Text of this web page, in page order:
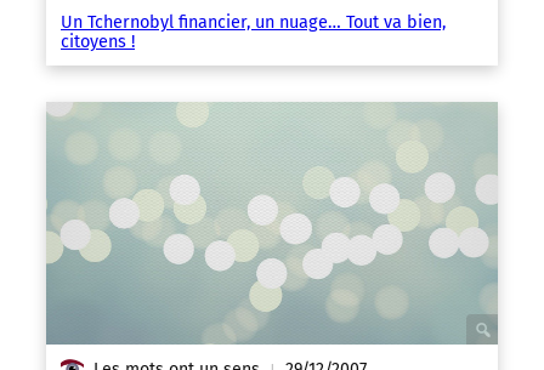
Un Tchernobyl financier, un nuage… Tout va bien,
citoyens !